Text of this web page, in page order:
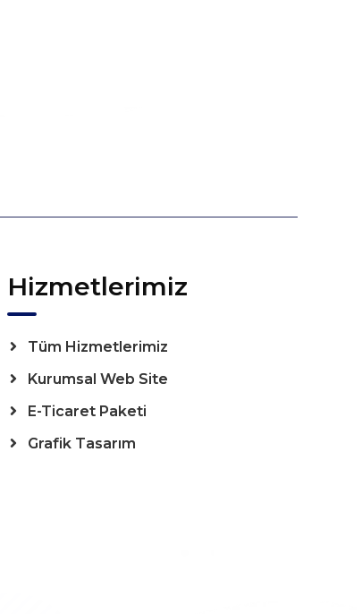
Hizmetlerimiz
Tüm Hizmetlerimiz
Kurumsal Web Site
E-Ticaret Paketi
Grafik Tasarım